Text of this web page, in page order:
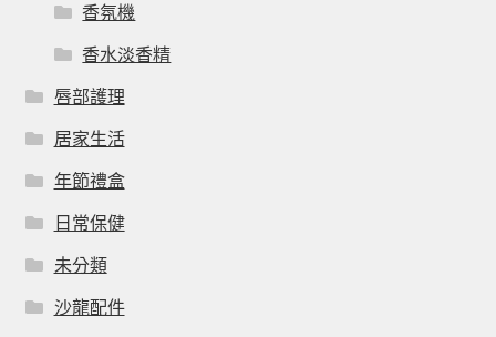
香氛機
香水淡香精
唇部護理
居家生活
年節禮盒
日常保健
未分類
沙龍配件